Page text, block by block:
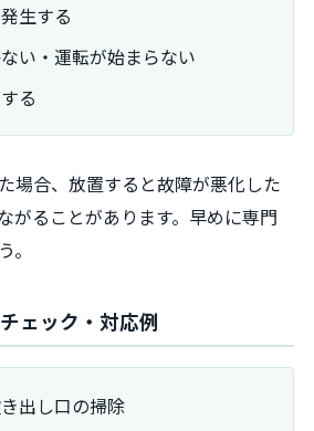
生する
い・運転が始まらない
る
場合、放置すると故障が悪化した
がることがあります。早めに専門
ェック・対応例
出し口の掃除